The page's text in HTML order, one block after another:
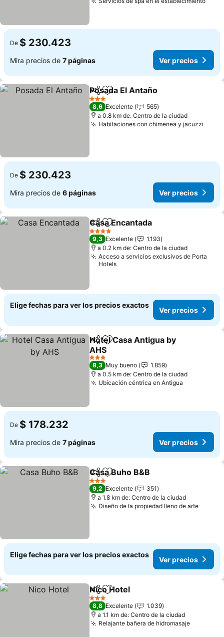
De $ 230.423
Mira precios de 7 páginas Ver precios
CompartirAgregar a favoritos
Posada El Antaño
3 Estrellas
8,6 Excelente
565
a 0.8 km de: Centro de la ciudad
Habitaciones con chimenea y jacuzzi
De $ 230.423
Mira precios de 6 páginas Ver precios
CompartirAgregar a favoritos
Casa Encantada
4 Estrellas
9,3 Excelente
1.193
a 0.2 km de: Centro de la ciudad
Acceso a servicios exclusivos de Porta
Hotels
Elige fechas para ver los precios exactos
Ver precios
CompartirAgregar a favoritos
Hotel Casa Antigua by
AHS
3 Estrellas
8,3 Muy bueno
1.859
a 0.5 km de: Centro de la ciudad
Ubicación céntrica en Antigua
De $ 178.232
Mira precios de 7 páginas Ver precios
CompartirAgregar a favoritos
Casa Buho B&B
3 Estrellas
9,2 Excelente
351
a 1.8 km de: Centro de la ciudad
Diseño de la propiedad lleno de arte
Elige fechas para ver los precios exactos
Ver precios
CompartirAgregar a favoritos
Nico Hotel
3 Estrellas
8,8 Excelente
1.039
a 1.1 km de: Centro de la ciudad
Relajante bañera de hidromasaje